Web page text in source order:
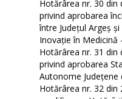
Hotărârea nr. 30 din
privind aprobarea
între Județul Argeș
Inovație în Medicină
Hotărârea nr. 31 din
privind aprobarea
Autonome Județene
Hotărârea nr. 32 din